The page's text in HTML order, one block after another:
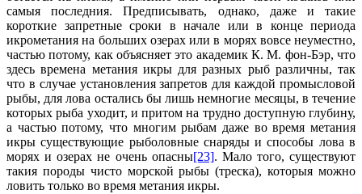
самыя последния. Предписывать, однако, даже и такие
короткие запретные сроки в начале или в конце периода
икрометания на больших озерах или в морях вовсе неуместно,
частью потому, как объясняет это академик К. М. фон-Бэр, что
здесь времена метания икры для разных рыб различны, так
что в случае установления запретов для каждой промысловой
рыбы, для лова остались бы лишь немногие месяцы, в течение
которых рыба уходит, и притом на трудно доступную глубину,
а частью потому, что многим рыбам даже во время метания
икры существующие рыболовные снаряды и способы лова в
морях и озерах не очень опасны[23]. Мало того, существуют
такия породы чисто морской рыбы (треска), которыя можно
ловить только во время метания икры.